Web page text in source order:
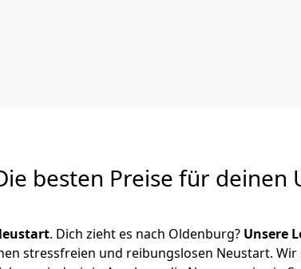
besten Preise für deinen
. Dich zieht es nach Oldenburg? Unsere
stressfreien und reibungslosen Neustart. Wir